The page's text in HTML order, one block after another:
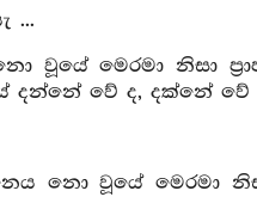
...
වූයේ මෙරමා නිසා
වේ ද, දක්නේ වේ
නො වූයේ මෙරමා